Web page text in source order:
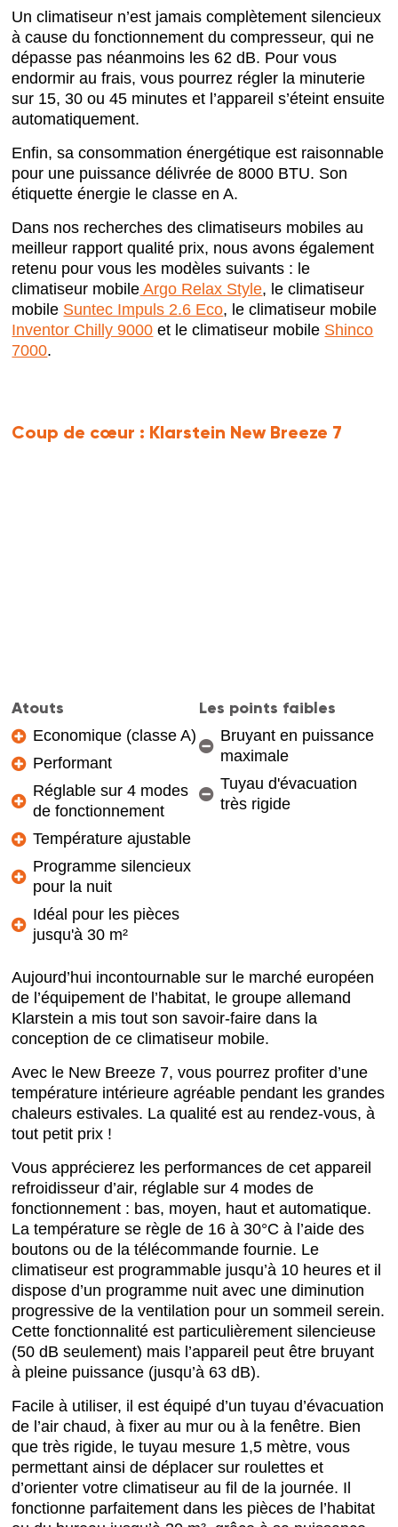
Un climatiseur n’est jamais complètement silencieux
à cause du fonctionnement du compresseur, qui ne
dépasse pas néanmoins les 62 dB. Pour vous
endormir au frais, vous pourrez régler la minuterie
sur 15, 30 ou 45 minutes et l’appareil s’éteint ensuite
automatiquement.
Enfin, sa consommation énergétique est raisonnable
pour une puissance délivrée de 8000 BTU. Son
étiquette énergie le classe en A.
Dans nos recherches des climatiseurs mobiles au
meilleur rapport qualité prix, nous avons également
retenu pour vous les modèles suivants : le
climatiseur mobile Argo Relax Style, le climatiseur
mobile Suntec Impuls 2.6 Eco, le climatiseur mobile
Inventor Chilly 9000 et le climatiseur mobile Shinco
7000.
Coup de cœur : Klarstein New Breeze 7
Atouts
Economique (classe A)
Performant
Réglable sur 4 modes
de fonctionnement
Température ajustable
Programme silencieux
pour la nuit
Idéal pour les pièces
jusqu'à 30 m²
Les points faibles
Bruyant en puissance
maximale
Tuyau d'évacuation
très rigide
Aujourd’hui incontournable sur le marché européen
de l’équipement de l’habitat, le groupe allemand
Klarstein a mis tout son savoir-faire dans la
conception de ce climatiseur mobile.
Avec le New Breeze 7, vous pourrez profiter d’une
température intérieure agréable pendant les grandes
chaleurs estivales. La qualité est au rendez-vous, à
tout petit prix !
Vous apprécierez les performances de cet appareil
refroidisseur d’air, réglable sur 4 modes de
fonctionnement : bas, moyen, haut et automatique.
La température se règle de 16 à 30°C à l’aide des
boutons ou de la télécommande fournie. Le
climatiseur est programmable jusqu’à 10 heures et il
dispose d’un programme nuit avec une diminution
progressive de la ventilation pour un sommeil serein.
Cette fonctionnalité est particulièrement silencieuse
(50 dB seulement) mais l’appareil peut être bruyant
à pleine puissance (jusqu’à 63 dB).
Facile à utiliser, il est équipé d’un tuyau d’évacuation
de l’air chaud, à fixer au mur ou à la fenêtre. Bien
que très rigide, le tuyau mesure 1,5 mètre, vous
permettant ainsi de déplacer sur roulettes et
d’orienter votre climatiseur au fil de la journée. Il
fonctionne parfaitement dans les pièces de l’habitat